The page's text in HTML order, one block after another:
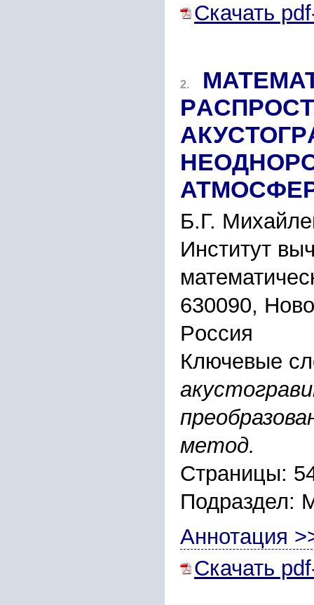
Скачать
2.
Б.Г.
Инcтитут
630090,
Pоccия
Ключевые
метод.
Страницы:
Аннотация
Скачать